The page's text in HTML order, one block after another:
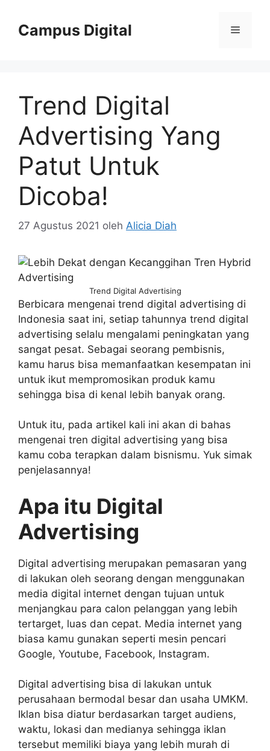
Campus Digital Menu
Trend Digital
Advertising Yang
Patut Untuk
Dicoba!
27 Agustus 2021 oleh Alicia Diah
Trend Digital Advertising
Berbicara mengenai trend digital advertising di
Indonesia saat ini, setiap tahunnya trend digital
advertising selalu mengalami peningkatan yang
sangat pesat. Sebagai seorang pembisnis,
kamu harus bisa memanfaatkan kesempatan ini
untuk ikut mempromosikan produk kamu
sehingga bisa di kenal lebih banyak orang.
Untuk itu, pada artikel kali ini akan di bahas
mengenai tren digital advertising yang bisa
kamu coba terapkan dalam bisnismu. Yuk simak
penjelasannya!
Apa itu Digital
Advertising
Digital advertising merupakan pemasaran yang
di lakukan oleh seorang dengan menggunakan
media digital internet dengan tujuan untuk
menjangkau para calon pelanggan yang lebih
tertarget, luas dan cepat. Media internet yang
biasa kamu gunakan seperti mesin pencari
Google, Youtube, Facebook, Instagram.
Digital advertising bisa di lakukan untuk
perusahaan bermodal besar dan usaha UMKM.
Iklan bisa diatur berdasarkan target audiens,
waktu, lokasi dan medianya sehingga iklan
tersebut memiliki biaya yang lebih murah di